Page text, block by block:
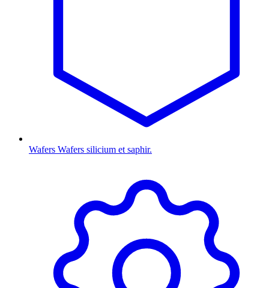
Wafers Wafers silicium et saphir.